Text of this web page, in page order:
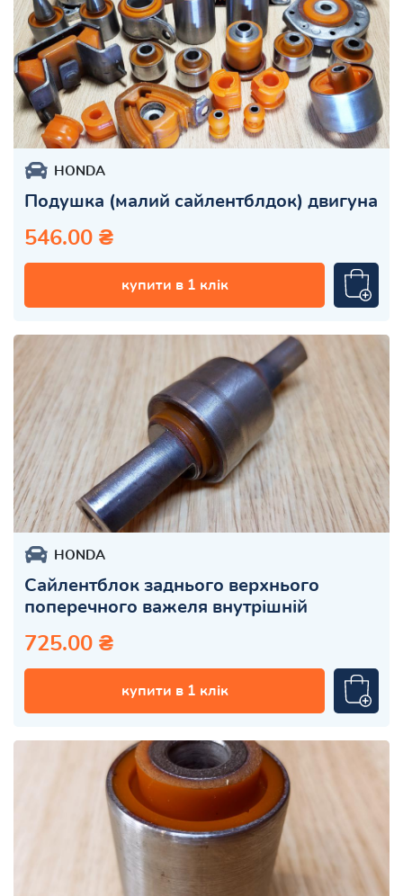
HONDA
Подушка (малий сайлентблдок) двигуна
546.00 ₴
купити в 1 клік
HONDA
Сайлентблок заднього верхнього
поперечного важеля внутрішній
725.00 ₴
купити в 1 клік